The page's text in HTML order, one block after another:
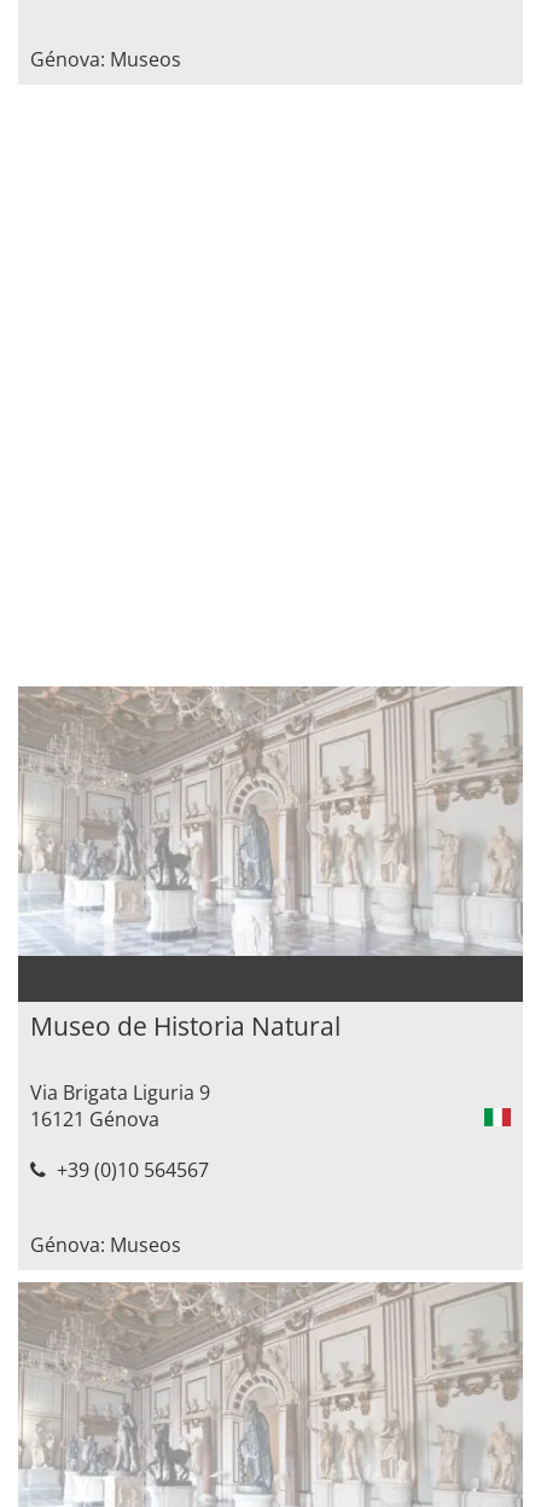
Génova: Museos
Museo de Historia Natural
Via Brigata Liguria 9
16121 Génova
+39 (0)10 564567
Génova: Museos